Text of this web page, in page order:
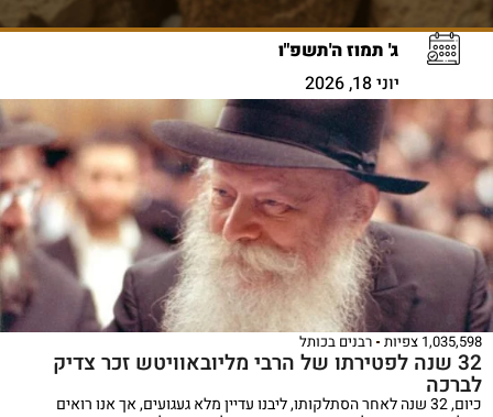
ג' תמוז ה'תשפ"ו
יוני 18, 2026
1,035,598 צפיות רבנים בכותל
32 שנה לפטירתו של הרבי מליובאוויטש זכר צדיק
לברכה
כיום, 32 שנה לאחר הסתלקותו, ליבנו עדיין מלא געגועים, אך אנו רואים